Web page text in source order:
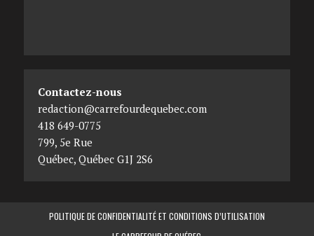
Contactez-nous
redaction@carrefourdequebec.com
418 649-0775
799, 5e Rue
Québec, Québec G1J 2S6
POLITIQUE DE CONFIDENTIALITÉ ET CONDITIONS D’UTILISATION